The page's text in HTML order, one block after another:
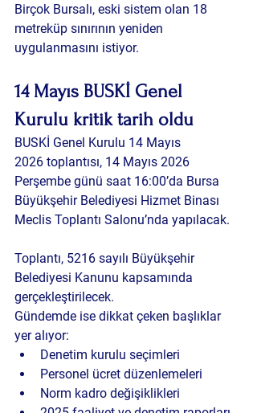
Birçok Bursalı, eski sistem olan 18
metreküp sınırının yeniden
uygulanmasını istiyor.
14 Mayıs BUSKİ Genel
Kurulu kritik tarih oldu
BUSKİ Genel Kurulu 14 Mayıs
2026 toplantısı, 14 Mayıs 2026
Perşembe günü saat 16:00’da Bursa
Büyükşehir Belediyesi Hizmet Binası
Meclis Toplantı Salonu’nda yapılacak.
Toplantı, 5216 sayılı Büyükşehir
Belediyesi Kanunu kapsamında
gerçekleştirilecek.
Gündemde ise dikkat çeken başlıklar
yer alıyor:
Denetim kurulu seçimleri
Personel ücret düzenlemeleri
Norm kadro değişiklikleri